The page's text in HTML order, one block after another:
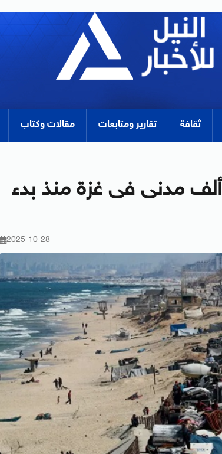
ثقافة تقارير ومتابعات مقالات وكتاب
الأمم المتحدة: نزوح أكثر من 470 ألف مدنى فى غزة منذ بدء
2025-10-28